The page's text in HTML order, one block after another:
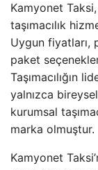
Kamyonet
taşımacılık
Uygun fiyatları,
paket
Taşımacılığın
yalnızca
kurumsal
marka olmuştur.
Kamyonet